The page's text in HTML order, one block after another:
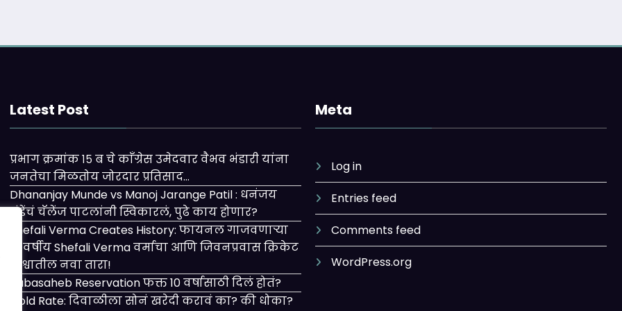
Latest Post
प्रभाग क्रमांक १५ ब चे काँग्रेस उमेदवार वैभव भंडारी यांना
जनतेचा मिळतोय जोरदार प्रतिसाद…
Dhananjay Munde vs Manoj Jarange Patil : धनंजय
मुंडेंचं चॅलेंज पाटलांनी स्विकारलं, पुढे काय होणार?
Shefali Verma Creates History: फायनल गाजवणाऱ्या
२१ वर्षीय Shefali Verma वर्माचा आणि जिवनप्रवास क्रिकेट
विश्वातील नवा तारा!
Babasaheb Reservation फक्त 10 वर्षासाठी दिलं होतं?
Gold Rate: दिवाळीला सोनं खरेदी करावं का? की धोका?
Meta
Log in
Entries feed
Comments feed
WordPress.org